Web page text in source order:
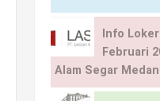
Info
Februari
Alam Segar Medan